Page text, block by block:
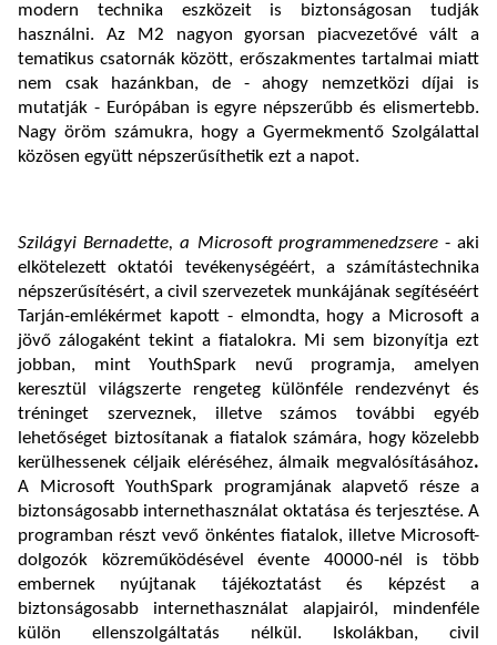
modern technika eszközeit is biztonságosan tudják
használni. Az M2 nagyon gyorsan piacvezetővé vált a
tematikus csatornák között, erőszakmentes tartalmai miatt
nem csak hazánkban, de - ahogy nemzetközi díjai is
mutatják - Európában is egyre népszerűbb és elismertebb.
Nagy öröm számukra, hogy a Gyermekmentő Szolgálattal
közösen együtt népszerűsíthetik ezt a napot.
Szilágyi Bernadette, a Microsoft programmenedzsere- aki
elkötelezett oktatói tevékenységéért, a számítástechnika
népszerűsítésért, a civil szervezetek munkájának segítéséért
Tarján-emlékérmet kapott - elmondta, hogy a Microsoft a
jövő zálogaként tekint a fiatalokra. Mi sem bizonyítja ezt
jobban, mint YouthSpark nevű programja, amelyen
keresztül világszerte rengeteg különféle rendezvényt és
tréninget szerveznek, illetve számos további egyéb
lehetőséget biztosítanak a fiatalok számára, hogy közelebb
kerülhessenek céljaik eléréséhez, álmaik megvalósításához.
A Microsoft YouthSpark programjának alapvető része a
biztonságosabb internethasználat oktatása és terjesztése. A
programban részt vevő önkéntes fiatalok, illetve Microsoft-
dolgozók közreműködésével évente 40000-nél is több
embernek nyújtanak tájékoztatást és képzést a
biztonságosabb internethasználat alapjairól, mindenféle
külön ellenszolgáltatás nélkül. Iskolákban, civil